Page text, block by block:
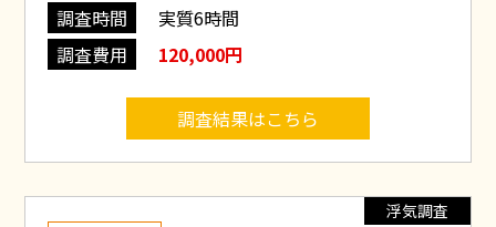
調査時間
実質6時間
調査費用
120,000円
調査結果はこちら
浮気調査